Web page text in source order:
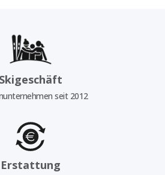
Skigeschäft
seit 2012
Erstattung